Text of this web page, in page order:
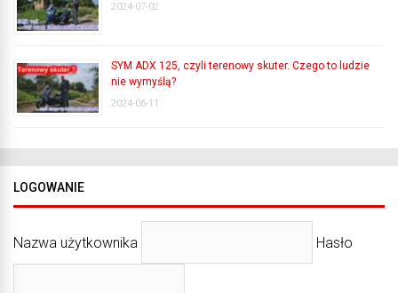
2024-07-02
SYM ADX 125, czyli terenowy skuter. Czego to ludzie
nie wymyślą?
2024-06-11
LOGOWANIE
Nazwa użytkownika Hasło